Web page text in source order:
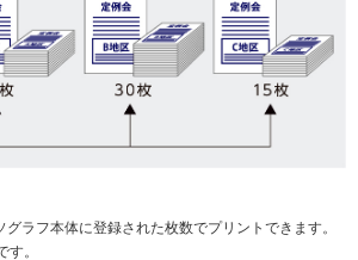
ラフ本体に登録された枚数でプリントできます。
。